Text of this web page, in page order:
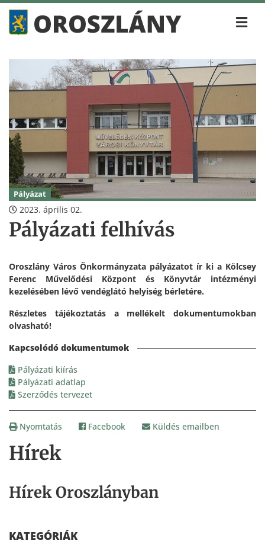
Hírek
Hírek Oroszlányban
KATEGÓRIÁK
Pályázat
2023. április 02.
Pályázati felhívás
Oroszlány Város Önkormányzata pályázatot ír ki a Kölcsey
Ferenc Művelődési Központ és Könyvtár intézményi
kezelésében lévő vendéglátó helyiség bérletére.
Részletes tájékoztatás a mellékelt dokumentumokban
olvasható!
Pályázati kiírás
Pályázati adatlap
Szerződés tervezet
Nyomtatás Facebook Küldés emailben